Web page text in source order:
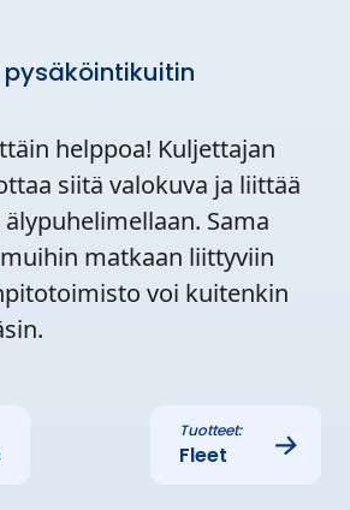
helppoa! Kuljettajan
siitä valokuva ja liittää
Sama
matkaan liittyviin
voi kuitenkin
Tuotteet:
Fleet →